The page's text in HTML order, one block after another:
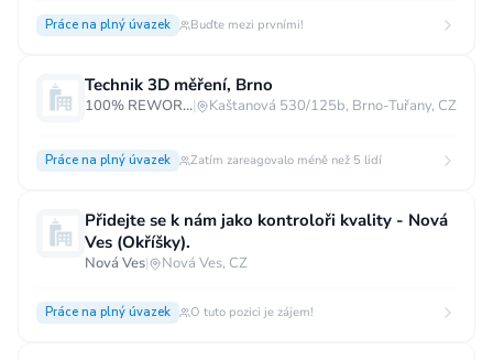
Práce na plný úvazek Buďte mezi prvními!
Technik 3D měření, Brno
100% REWORK s.r.o.| Kaštanová 530/125b, Brno-Tuřany, CZ
Práce na plný úvazek Zatím zareagovalo méně než 5 lidí
Přidejte se k nám jako kontroloři kvality - Nová
Ves (Okříšky).
Nová Ves| Nová Ves, CZ
Práce na plný úvazek O tuto pozici je zájem!
40 000 CZK a více
60 000 CZK a více
Ostatní mzdy
za hodinu za manday za rok
Typ úvazku
Práce na plný úvazek
Práce na zkrácený úvazek
Krátkodobá práce